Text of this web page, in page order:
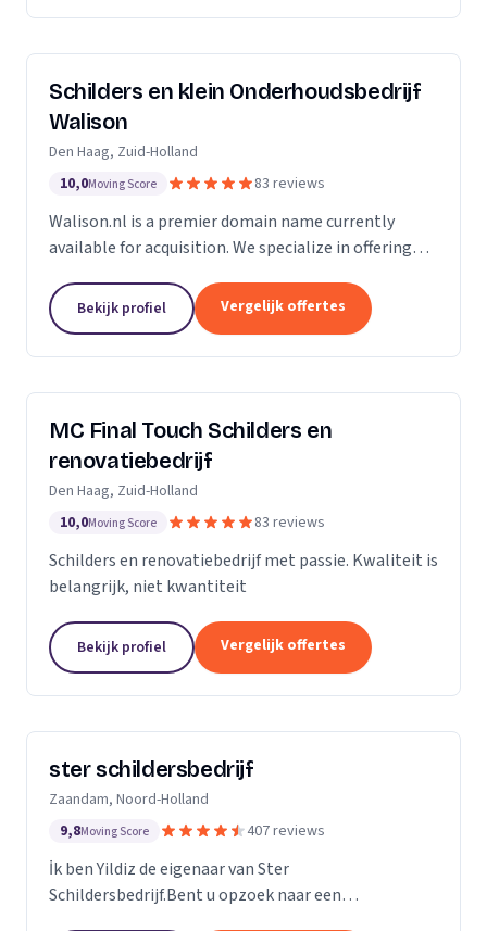
Schilders en klein Onderhoudsbedrijf
Walison
Den Haag, Zuid-Holland
10,0Moving Score 83 reviews
Walison.nl is a premier domain name currently
available for acquisition. We specialize in offering
to significantly enhance your digital presence. Our...
Bekijk profiel Vergelijk offertes
MC Final Touch Schilders en
renovatiebedrijf
Den Haag, Zuid-Holland
10,0Moving Score 83 reviews
Schilders en renovatiebedrijf met passie. Kwaliteit is
belangrijk, niet kwantiteit
Bekijk profiel Vergelijk offertes
ster schildersbedrijf
Zaandam, Noord-Holland
9,8Moving Score 407 reviews
İk ben Yildiz de eigenaar van Ster
Schildersbedrijf.Bent u opzoek naar een